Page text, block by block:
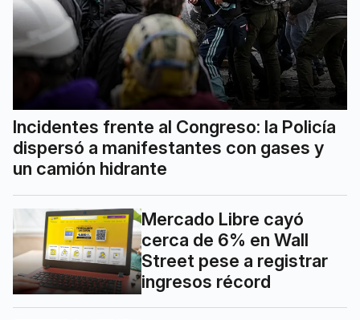
Incidentes frente al Congreso: la Policía
dispersó a manifestantes con gases y
un camión hidrante
Mercado Libre cayó
cerca de 6% en Wall
Street pese a registrar
ingresos récord